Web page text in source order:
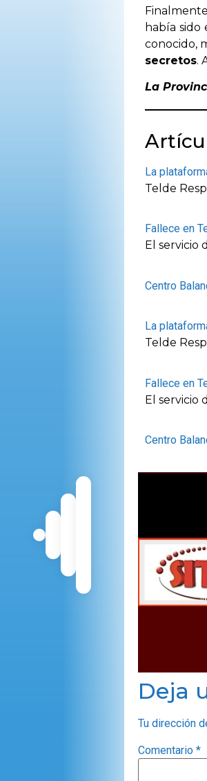
había
conocido,
secretos.
La
La
Telde
Fallece en
El servicio
Centro
La
Telde
Fallece en
El servicio
Centro
Deja
Tu dirección
Comentario *